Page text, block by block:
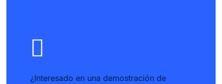
¿Interesado en una demostración de